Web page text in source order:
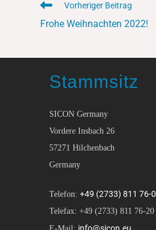
Vorheriger Beitrag
Frohe Weihnachten 2022!
Stammsitz
SICON Germany
Vordere Insbach 26
57271 Hilchenbach
Germany
Telefon:+49 (2733) 811 76-0
Telefax: +49 (2733) 811 76-20